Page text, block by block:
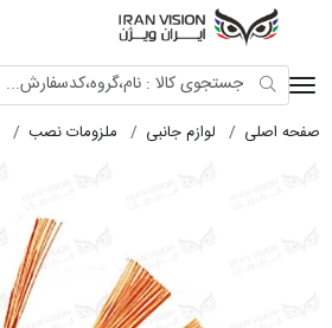
صفحه اصلی لوازم جانبی ملزومات نصب